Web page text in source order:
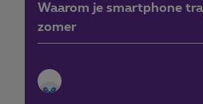
Waarom je smartphone
zomer